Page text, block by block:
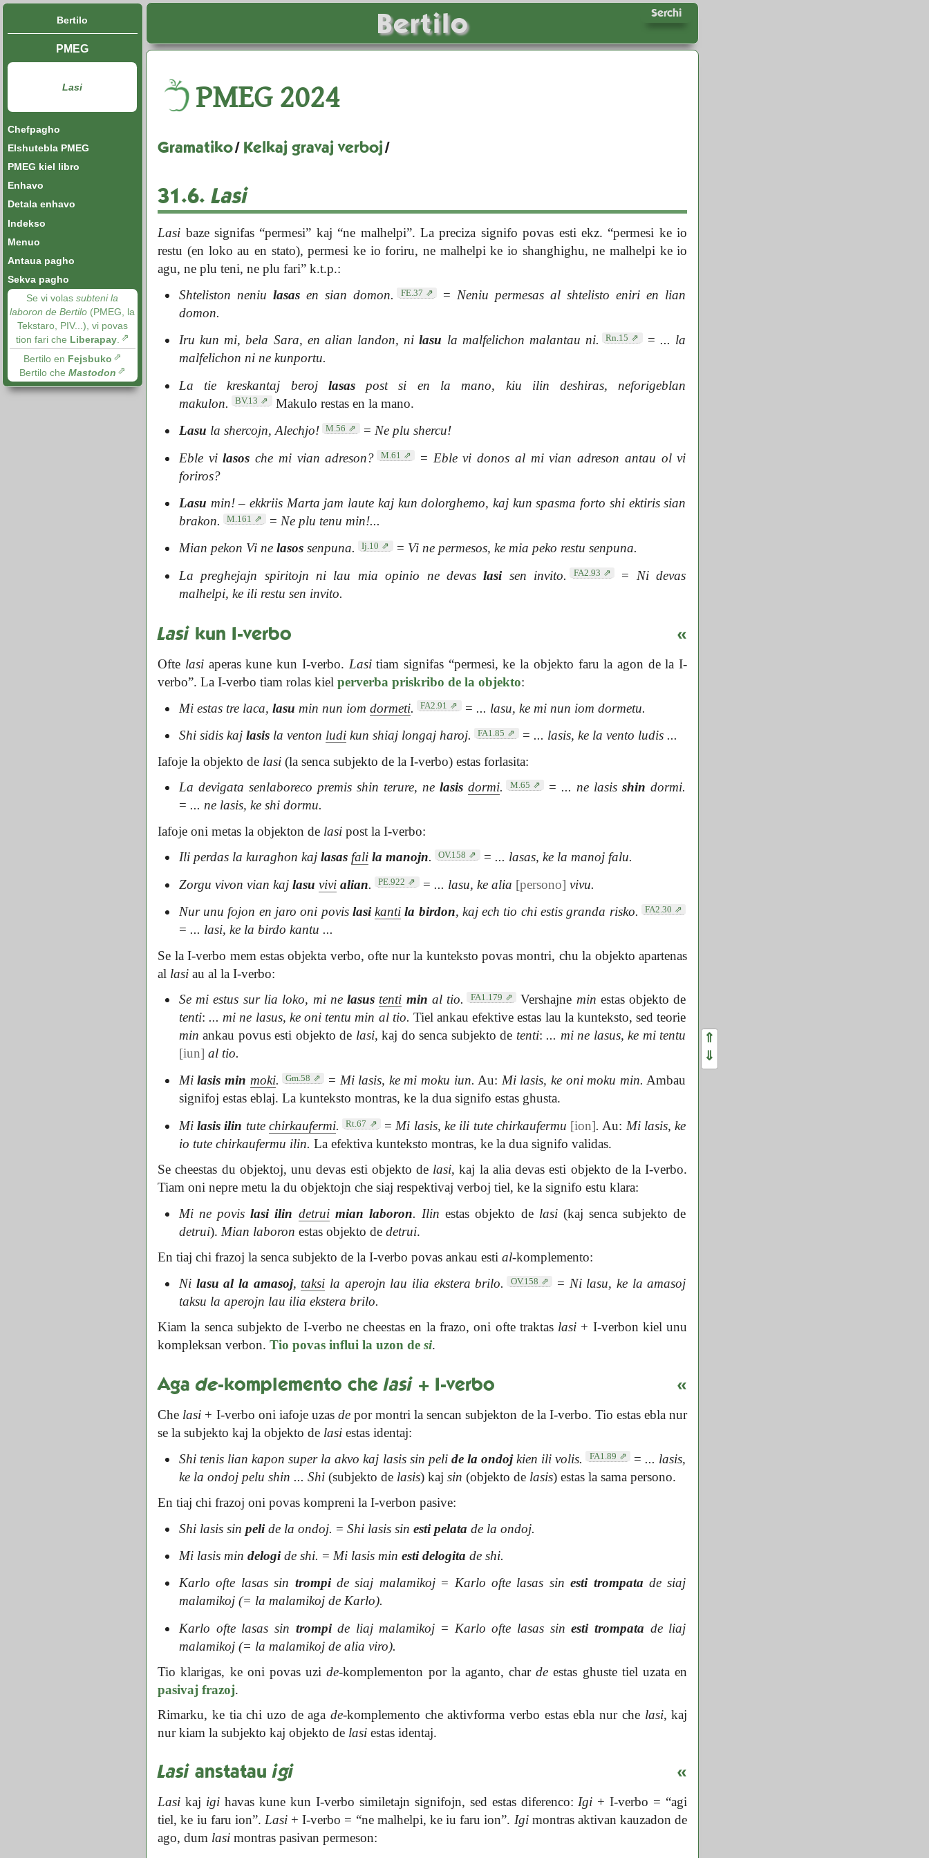
Bertilo Serchi
Bertilo
PMEG
Lasi
Chefpagho
Elshutebla PMEG
PMEG kiel libro
Enhavo
Detala enhavo
Indekso
Menuo
Antaua pagho
Sekva pagho
Se vi volassubteni la
laboron de Bertilo (PMEG, la
Tekstaro, PIV...), vi povas
tion fari che Liberapay.
Bertilo en Fejsbuko
Bertilo cheMastodon
PMEG2024
Gramatiko/ Kelkaj gravaj verboj/
31.6. Lasi
Lasi baze signifas “permesi” kaj “ne malhelpi”. La preciza signifo povas esti ekz. “permesi ke io
restu (en loko au en stato), permesi ke io foriru, ne malhelpi ke io shanghighu, ne malhelpi ke io
agu, ne plu teni, ne plu fari” k.t.p.:
Shteliston neniu lasasen sian domon. FE.37 = Neniu permesas al shtelisto eniri en lian
domon.
Iru kun mi, bela Sara, en alian landon, nilasu la malfelichon malantau ni. Rn.15 = ... la
malfelichon ni ne kunportu.
La tie kreskantaj beroj lasaspost si en la mano, kiu ilin deshiras, neforigeblan
makulon.
BV.13
Makulo restas en la mano.
Lasu la shercojn, Alechjo! M.56 = Ne plu shercu!
Eble vilasos che mi vian adreson? M.61 = Eble vi donos al mi vian adreson antau ol vi
foriros?
Lasu min! – ekkriis Marta jam laute kaj kun dolorghemo, kaj kun spasma forto shi ektiris sian
brakon.
M.161 = Ne plu tenu min!...
Mian pekon Vi ne lasossenpuna. Ij.10 = Vi ne permesos, ke mia peko restu senpuna.
La preghejajn spiritojn ni lau mia opinio ne devaslasisen invito. FA2.93 = Ni devas
malhelpi, ke ili restu sen invito.
Lasi kun I-verbo «
Ofte lasiaperas kune kun I-verbo. Lasitiam signifas “permesi, ke la objekto faru la agon de la I-
verbo”. La I-verbo tiam rolas kielperverba priskribo de la objekto:
Mi estas tre laca, lasu min nun iom dormeti. FA2.91 = ... lasu, ke mi nun iom dormetu.
Shi sidis kaj lasisla venton ludikun shiaj longaj haroj. FA1.85 = ... lasis, ke la vento ludis ...
Iafoje la objekto de lasi (la senca subjekto de la I-verbo) estas forlasita:
La devigata senlaboreco premis shin terure, nelasis dormi. M.65 = ... ne lasisshin dormi.
= ... ne lasis, ke shi dormu.
Iafoje oni metas la objekton de lasi post la I-verbo:
Ili perdas la kuraghon kaj lasas fali la manojn. OV.158 = ... lasas, ke la manoj falu.
Zorgu vivon vian kaj lasu vivi alian. PE.922 = ... lasu, ke alia [persono] vivu.
Nur unu fojon en jaro oni povis lasi kanti la birdon, kaj ech tio chi estis granda risko. FA2.30
= ... lasi, ke la birdo kantu ...
Se la I-verbo mem estas objekta verbo, ofte nur la kunteksto povas montri, chu la objekto apartenas
al lasi au al la I-verbo:
Se mi estus sur lia loko, mi nelasus tenti min al tio. FA1.179 Vershajne min estas objekto de
tenti: ... mi ne lasus, ke oni tentu min al tio. Tiel ankau efektive estas lau la kunteksto, sed teorie
min ankau povus esti objekto de lasi, kaj do senca subjekto de tenti: ... mi ne lasus, ke mi tentu
[iun] al tio.
Milasis min moki. Gm.58 = Mi lasis, ke mi moku iun. Au: Mi lasis, ke oni moku min. Ambau
signifoj estas eblaj. La kunteksto montras, ke la dua signifo estas ghusta.
Milasis ilin tutechirkaufermi. Rt.67 = Mi lasis, ke ili tute chirkaufermu [ion]. Au: Mi lasis, ke
io tute chirkaufermu ilin. La efektiva kunteksto montras, ke la dua signifo validas.
Se cheestas du objektoj, unu devas esti objekto de lasi, kaj la alia devas esti objekto de la I-verbo.
Tiam oni nepre metu la du objektojn che siaj respektivaj verboj tiel, ke la signifo estu klara:
Mi ne povislasi ilin detrui mian laboron. Ilin estas objekto de lasi(kaj senca subjekto de
detrui). Mian laboron estas objekto de detrui.
En tiaj chi frazoj la senca subjekto de la I-verbo povas ankau estial-komplemento:
Ni lasu al la amasoj, taksi la aperojn lau ilia ekstera brilo. OV.158 = Ni lasu, ke la amasoj
taksu la aperojn lau ilia ekstera brilo.
Kiam la senca subjekto de I-verbo ne cheestas en la frazo, oni ofte traktas lasi + I-verbon kiel unu
kompleksan verbon.Tio povas influi la uzon desi.
Agade-komplemento chelasi + I-verbo «
Che lasi + I-verbo oni iafoje uzas depor montri la sencan subjekton de la I-verbo. Tio estas ebla nur
se la subjekto kaj la objekto de lasi estas identaj:
Shi tenis lian kapon super la akvo kaj lasis sin peli de la ondojkien ili volis. FA1.89 = ... lasis,
ke la ondoj pelu shin ... Shi(subjekto de lasis) kaj sin (objekto de lasis) estas la sama persono.
En tiaj chi frazoj oni povas kompreni la I-verbon pasive:
Shi lasis sin pelide la ondoj. = Shi lasis sin esti pelata de la ondoj.
Mi lasis min delogide shi. = Mi lasis min esti delogita de shi.
Karlo ofte lasas sin trompide siaj malamikoj= Karlo ofte lasas sinesti trompata de siaj
malamikoj (= la malamikoj de Karlo).
Karlo ofte lasas sin trompide liaj malamikoj = Karlo ofte lasas sinesti trompata de liaj
malamikoj (= la malamikoj de alia viro).
Tio klarigas, ke oni povas uzide-komplementon por la aganto, charde estas ghuste tiel uzata en
pasivaj frazoj.
Rimarku, ke tia chi uzo de aga de-komplemento che aktivforma verbo estas ebla nur che lasi, kaj
nur kiam la subjekto kaj objekto de lasi estas identaj.
Lasi anstatauigi «
Lasi kaj igi havas kune kun I-verbo similetajn signifojn, sed estas diferenco:Igi + I-verbo = “agi
tiel, ke iu faru ion”. Lasi+ I-verbo = “ne malhelpi, ke iu faru ion”. Igimontras aktivan kauzadon de
ago, dum lasi montras pasivan permeson:
⇑
⇓